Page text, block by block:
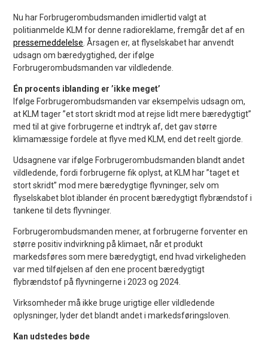
Nu har Forbrugerombudsmanden imidlertid valgt at
politianmelde KLM for denne radioreklame, fremgår det af en
pressemeddelelse . Årsagen er, at flyselskabet har anvendt
udsagn om bæredygtighed, der ifølge
Forbrugerombudsmanden var vildledende.
Én procents iblanding er ’ikke meget’
Ifølge Forbrugerombudsmanden var eksempelvis udsagn om,
at KLM tager ”et stort skridt mod at rejse lidt mere bæredygtigt”
med til at give forbrugerne et indtryk af, det gav større
klimamæssige fordele at flyve med KLM, end det reelt gjorde.
Udsagnene var ifølge Forbrugerombudsmanden blandt andet
vildledende, fordi forbrugerne fik oplyst, at KLM har ”taget et
stort skridt” mod mere bæredygtige flyvninger, selv om
flyselskabet blot iblander én procent bæredygtigt flybrændstof i
tankene til dets flyvninger.
Forbrugerombudsmanden mener, at forbrugerne forventer en
større positiv indvirkning på klimaet, når et produkt
markedsføres som mere bæredygtigt, end hvad virkeligheden
var med tilføjelsen af den ene procent bæredygtigt
flybrændstof på flyvningerne i 2023 og 2024.
Virksomheder må ikke bruge urigtige eller vildledende
oplysninger, lyder det blandt andet i markedsføringsloven.
Kan udstedes bøde